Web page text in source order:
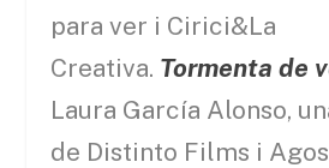
para ver i Cirici&La
Creativa. Tormenta de
Laura García Alonso,
de Distinto Films i